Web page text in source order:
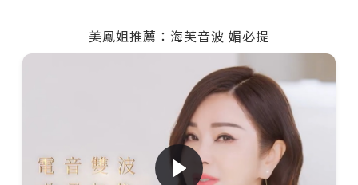
美鳳姐推薦：海芙音波 媚必提